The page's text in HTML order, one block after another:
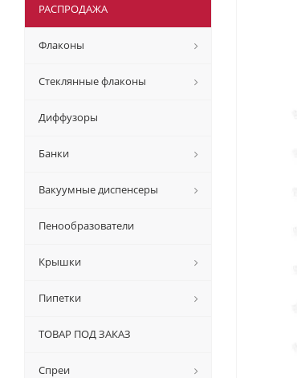
РАСПРОДАЖА
Флаконы
Стеклянные флаконы
Диффузоры
Банки
Вакуумные диспенсеры
Пенообразователи
Крышки
Пипетки
ТОВАР ПОД ЗАКАЗ
Спреи